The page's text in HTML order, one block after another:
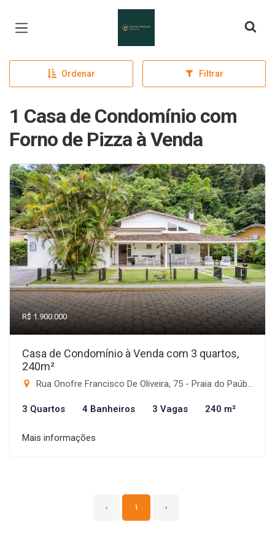
Ordenar Filtrar
1 Casa de Condomínio com
Forno de Pizza à Venda
R$ 1.900.000
Casa de Condomínio à Venda com 3 quartos,
240m²
Rua Onofre Francisco De Oliveira, 75 - Praia do Paúba, São Sebastião-SP
3 Quartos 4 Banheiros 3 Vagas 240 m²
Mais informações
‹ 1 ›